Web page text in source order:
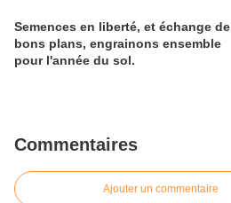
Semences en liberté, et échange de
bons plans, engrainons ensemble
pour l'année du sol.
Commentaires
Ajouter un commentaire